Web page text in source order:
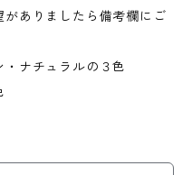
ありましたら備考欄にご
ナチュラルの３色